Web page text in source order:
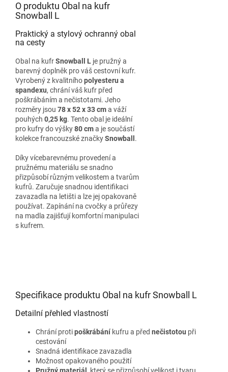
O produktu Obal na kufr
Snowball L
Praktický a stylový ochranný obal
na cesty
Obal na kufrSnowball L je pružný a
barevný doplněk pro váš cestovní kufr.
Vyrobený z kvalitníhopolyesteru a
spandexu, chrání váš kufr před
poškrábáním a nečistotami. Jeho
rozměry jsou 78 x 52 x 33 cma váží
pouhých 0,25 kg. Tento obal je ideální
pro kufry do výšky80 cma je součástí
kolekce francouzské značkySnowball .
Díky vícebarevnému provedení a
pružnému materiálu se snadno
přizpůsobí různým velikostem a tvarům
kufrů. Zaručuje snadnou identifikaci
zavazadla na letišti a lze jej opakovaně
používat. Zapínání na cvočky a průřezy
na madla zajišťují komfortní manipulaci
s kufrem.
Specifikace produktu Obal na kufr Snowball L
Detailní přehled vlastností
Chrání protipoškrábání kufru a před nečistotou při
cestování
Snadná identifikace zavazadla
Možnost opakovaného použití